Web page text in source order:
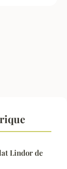
Lindor de